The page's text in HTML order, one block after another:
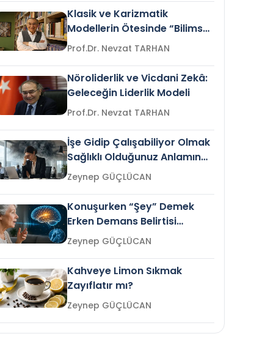
Klasik ve Karizmatik
Modellerin Ötesinde “Bilimsel
Liderlik”
Prof.Dr. Nevzat TARHAN
Nöroliderlik ve Vicdani Zekâ:
Geleceğin Liderlik Modeli
Prof.Dr. Nevzat TARHAN
İşe Gidip Çalışabiliyor Olmak
Sağlıklı Olduğunuz Anlamına
Gelir mi?Zeynep GÜÇLÜCAN
Konuşurken “Şey” Demek
Erken Demans Belirtisi
Olabilir mi?Zeynep GÜÇLÜCAN
Kahveye Limon Sıkmak
Zayıflatır mı?
Zeynep GÜÇLÜCAN